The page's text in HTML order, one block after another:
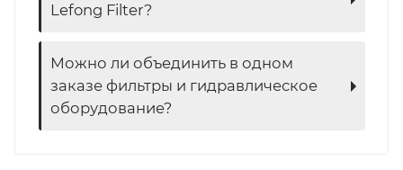
Lefong Filter?
Можно ли объединить в одном
заказе фильтры и гидравлическое
оборудование?